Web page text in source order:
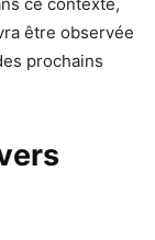
être observée
prochains